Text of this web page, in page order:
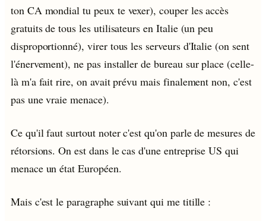
ton CA mondial tu peux te vexer), couper les accès
gratuits de tous les utilisateurs en Italie (un peu
disproportionné), virer tous les serveurs d'Italie (on sent
l'énervement), ne pas installer de bureau sur place (celle-
là m'a fait rire, on avait prévu mais finalement non, c'est
pas une vraie menace).
Ce qu'il faut surtout noter c'est qu'on parle de mesures de
rétorsions. On est dans le cas d'une entreprise US qui
menace un état Européen.
Mais c'est le paragraphe suivant qui me titille :